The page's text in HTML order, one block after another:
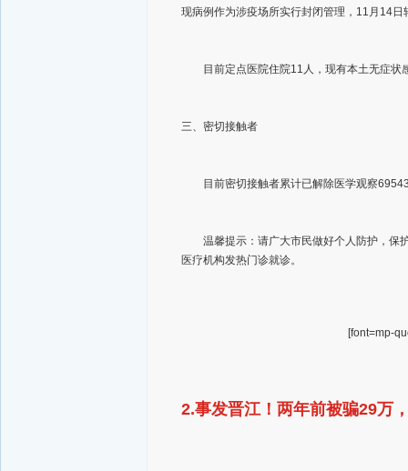
现病例作为涉疫场所实行封闭管理，11月14
目前定点医院住院11人，现有本土无症状
三、密切接触者
目前密切接触者累计已解除医学观察
温馨提示：请广大市民做好个人防护，保护
医疗机构发热门诊就诊。
[font=mp-
2.事发晋江！两年前被骗29万